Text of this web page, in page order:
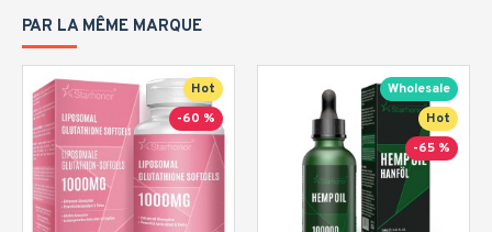
PAR LA MÊME MARQUE
Hot
-60 %
Hot
Wholesale
-65 %